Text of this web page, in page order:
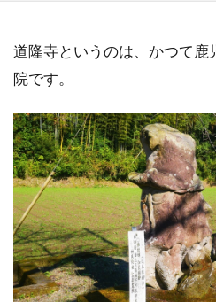
道隆寺というのは、かつて鹿
院です。